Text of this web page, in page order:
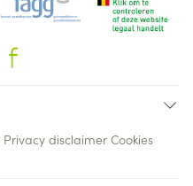
Privacy disclaimer Cookies